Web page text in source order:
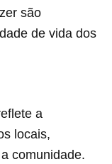
são
de vida dos
a
locais,
comunidade.